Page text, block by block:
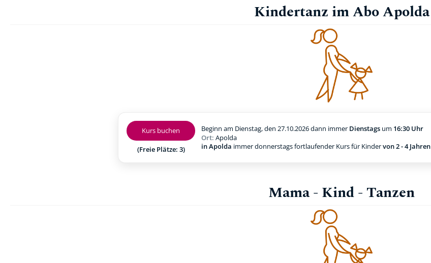
Kindertanz im Abo Apolda
Kurs buchen
(Freie Plätze: 3)
Beginn am Dienstag, den 27.10.2026dann immer Dienstags um 16:30 Uhr
Ort: Apolda
in Apolda immer donnerstags fortlaufender Kurs für Kindervon 2 - 4 Jahren
Mama - Kind - Tanzen